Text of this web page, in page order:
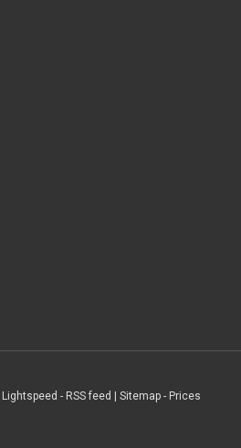
Lightspeed - RSS feed Sitemap - Prices